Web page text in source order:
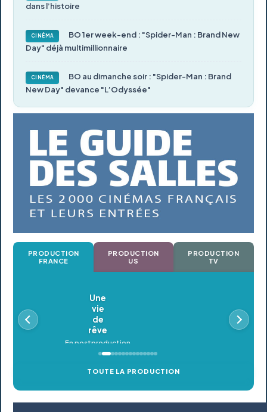
dans l’histoire
CINÉMA
BO 1er week-end : "Spider-Man : Brand New
Day" déjà multimillionnaire
CINÉMA
BO au dimanche soir : "Spider-Man : Brand
New Day" devance "L’Odyssée"
PRODUCTION
FRANCE
PRODUCTION
US
PRODUCTION
TV
Oldeupe
En postproduction
TOUTE LA PRODUCTION